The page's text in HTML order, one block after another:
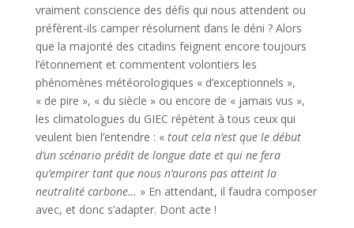
vraiment conscience des défis qui nous attendent ou
préfèrent-ils camper résolument dans le déni ? Alors
que la majorité des citadins feignent encore toujours
l’étonnement et commentent volontiers les
phénomènes météorologiques « d’exceptionnels »,
« de pire », « du siècle » ou encore de « jamais vus »,
les climatologues du GIEC répètent à tous ceux qui
veulent bien l’entendre : « tout cela n’est que le début
d’un scénario prédit de longue date et qui ne fera
qu’empirer tant que nous n’aurons pas atteint la
neutralité carbone… » En attendant, il faudra composer
avec, et donc s’adapter. Dont acte !